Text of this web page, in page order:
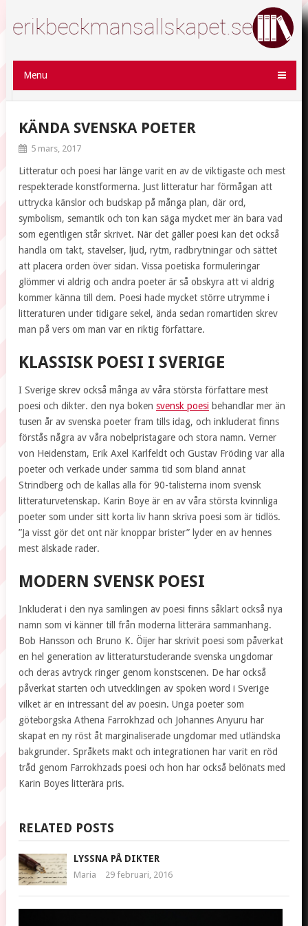
Menu
KÄNDA SVENSKA POETER
5 mars, 2017
Litteratur och poesi har länge varit en av de viktigaste och mest
respekterade konstformerna. Just litteratur har förmågan att
uttrycka känslor och budskap på många plan, där ord,
symbolism, semantik och ton kan säga mycket mer än bara vad
som egentligen står skrivet. När det gäller poesi kan det också
handla om takt, stavelser, ljud, rytm, radbrytningar och sättet
att placera orden över sidan. Vissa poetiska formuleringar
glömmer vi aldrig och andra poeter är så obskyra att vi aldrig
kommer känna till dem. Poesi hade mycket större utrymme i
litteraturen under tidigare sekel, ända sedan romartiden skrev
man på vers om man var en riktig författare.
KLASSISK POESI I SVERIGE
I Sverige skrev också många av våra största författare mest
poesi och dikter. den nya boken svensk poesi behandlar mer än
tusen år av svenska poeter fram tills idag, och inkluderat finns
förstås några av våra nobelpristagare och stora namn. Verner
von Heidenstam, Erik Axel Karlfeldt och Gustav Fröding var alla
poeter och verkade under samma tid som bland annat
Strindberg och de kallas alla för 90-talisterna inom svensk
litteraturvetenskap. Karin Boye är en av våra största kvinnliga
poeter som under sitt korta liv hann skriva poesi som är tidlös.
”Ja visst gör det ont när knoppar brister” lyder en av hennes
mest älskade rader.
MODERN SVENSK POESI
Inkluderat i den nya samlingen av poesi finns såklart också nya
namn som vi känner till från moderna litterära sammanhang.
Bob Hansson och Bruno K. Öijer har skrivit poesi som påverkat
en hel generation av litteraturstuderande svenska ungdomar
och deras avtryck ringer genom konstscenen. De har också
påverkat starten och utvecklingen av spoken word i Sverige
vilket är en intressant del av poesin. Unga poeter som
göteborgska Athena Farrokhzad och Johannes Anyuru har
skapat en ny röst åt marginaliserade ungdomar med utländska
bakgrunder. Språkets makt och integrationen har varit en röd
tråd genom Farrokhzads poesi och hon har också belönats med
Karin Boyes litterära pris.
RELATED POSTS
LYSSNA PÅ DIKTER
Maria 29 februari, 2016